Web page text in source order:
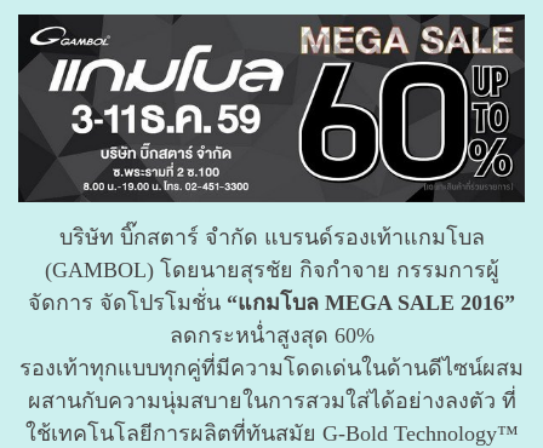
บริษัท บิ๊กสตาร์ จำกัด แบรนด์รองเท้าแกมโบล
(GAMBOL) โดยนายสุรชัย กิจกำจาย กรรมการผู้
จัดการ จัดโปรโมชั่น “แกมโบล MEGA SALE 2016”
ลดกระหน่ำสูงสุด 60%
รองเท้าทุกแบบทุกคู่ที่มีความโดดเด่นในด้านดีไซน์ผสม
ผสานกับความนุ่มสบายในการสวมใส่ได้อย่างลงตัว ที่
ใช้เทคโนโลยีการผลิตที่ทันสมัย G-Bold Technology™